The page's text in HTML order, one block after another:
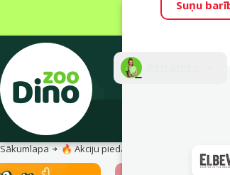
Suņu
Sākumlapa 🔥 Akciju piedāvājumi